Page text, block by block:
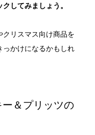
してみましょう。
クリスマス向け商品を
っかけになるかもしれ
ー＆プリッツの